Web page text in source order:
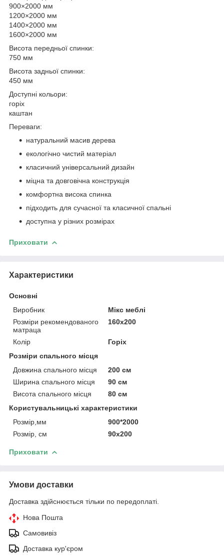
900×2000 мм
1200×2000 мм
1400×2000 мм
1600×2000 мм
Висота передньої спинки:
750 мм
Висота задньої спинки:
450 мм
Доступні кольори:
горіх
каштан
Переваги:
натуральний масив дерева
екологічно чистий матеріал
класичний універсальний дизайн
міцна та довговічна конструкція
комфортна висока спинка
підходить для сучасної та класичної спальні
доступна у різних розмірах
Приховати
Характеристики
Основні
Виробник
Мікс меблі
Розміри рекомендованого
матраца
160х200
Колір
Горіх
Розміри спального місця
Довжина спального місця
200 см
Ширина спального місця
90 см
Висота спального місця
80 см
Користувальницькі характеристики
Розмір,мм
900*2000
Розмір, см
90х200
Приховати
Умови доставки
Доставка здійснюється тільки по передоплаті.
Нова Пошта
Самовивіз
Доставка кур'єром